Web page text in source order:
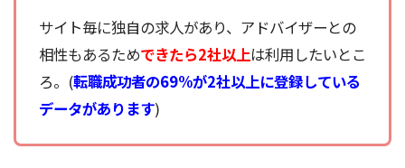
サイト毎に独自の求人があり、アドバイザーとの
相性もあるためできたら2社以上は利用したいとこ
ろ。(転職成功者の69%が2社以上に登録している
データがあります)